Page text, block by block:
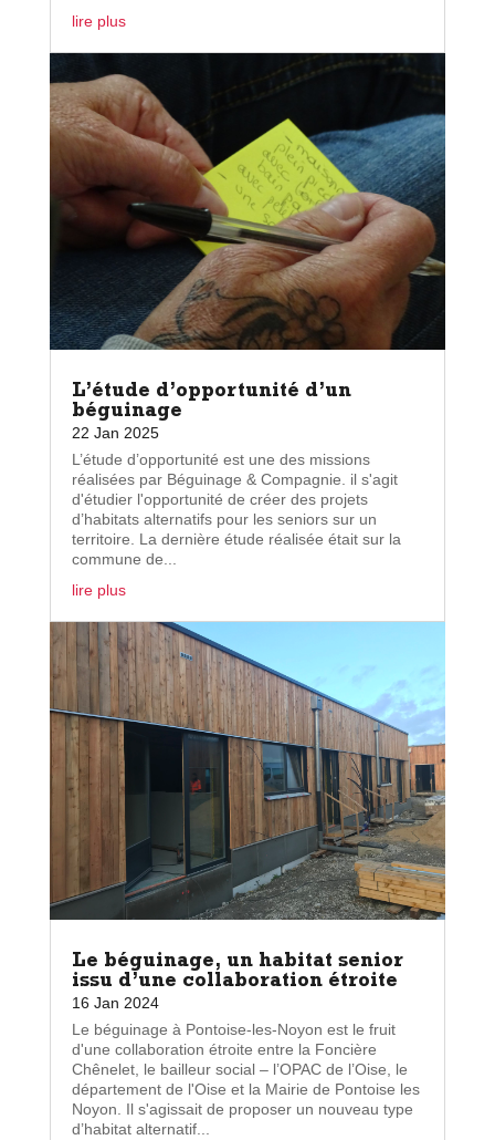
lire plus
L’étude d’opportunité d’un
béguinage
22 Jan 2025
L’étude d’opportunité est une des missions
réalisées par Béguinage & Compagnie. il s'agit
d'étudier l'opportunité de créer des projets
d’habitats alternatifs pour les seniors sur un
territoire. La dernière étude réalisée était sur la
commune de...
lire plus
Le béguinage, un habitat senior
issu d’une collaboration étroite
16 Jan 2024
Le béguinage à Pontoise-les-Noyon est le fruit
d'une collaboration étroite entre la Foncière
Chênelet, le bailleur social – l’OPAC de l’Oise, le
département de l'Oise et la Mairie de Pontoise les
Noyon. Il s'agissait de proposer un nouveau type
d’habitat alternatif...